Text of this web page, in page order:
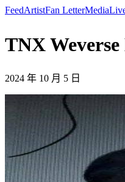
FeedArtistFan LetterMedia
TNX
2024 年 10 月 5 日